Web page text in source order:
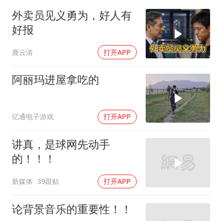
985博士后被曝在妻子孕期出轨后续
如何把百年大党建设得更加坚强有力？
外卖员见义勇为，好人有
好报
鹿云清 打开APP
阿丽玛进屋拿吃的
亿通电子游戏 打开APP
讲真，是球网先动手
的！！！
新媒体 39跟贴 打开APP
论背景音乐的重要性！！